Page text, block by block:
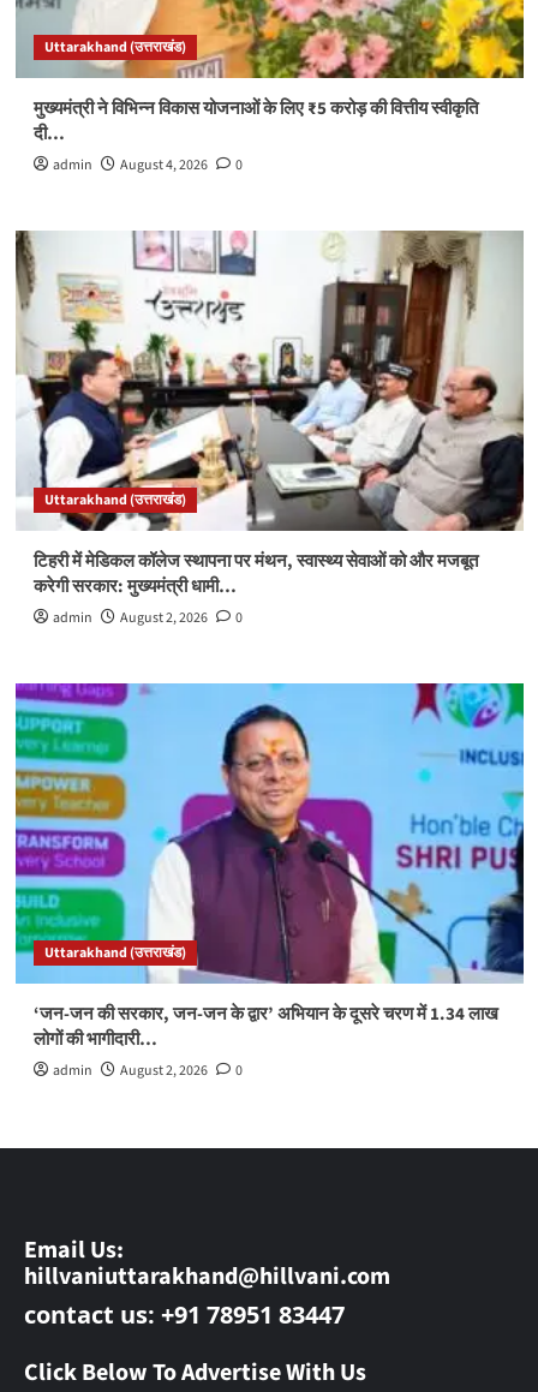
Uttarakhand (उत्तराखंड)
मुख्यमंत्री ने विभिन्न विकास योजनाओं के लिए ₹5 करोड़ की वित्तीय स्वीकृति
दी…
admin August 4, 2026 0
Uttarakhand (उत्तराखंड)
टिहरी में मेडिकल कॉलेज स्थापना पर मंथन, स्वास्थ्य सेवाओं को और मजबूत
करेगी सरकार: मुख्यमंत्री धामी…
admin August 2, 2026 0
Uttarakhand (उत्तराखंड)
‘जन-जन की सरकार, जन-जन के द्वार’ अभियान के दूसरे चरण में 1.34 लाख
लोगों की भागीदारी…
admin August 2, 2026 0
Email Us:
hillvaniuttarakhand@hillvani.com
contact us: +91 78951 83447
Click Below To Advertise With Us